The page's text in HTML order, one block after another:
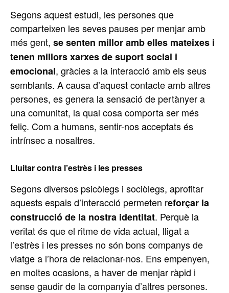
Segons aquest estudi, les persones que
comparteixen les seves pauses per menjar amb
més gent, se senten millor amb elles mateixes i
tenen millors xarxes de suport social i
emocional, gràcies a la interacció amb els seus
semblants. A causa d’aquest contacte amb altres
persones, es genera la sensació de pertànyer a
una comunitat, la qual cosa comporta ser més
feliç. Com a humans, sentir-nos acceptats és
intrínsec a nosaltres.
Lluitar contra l’estrès i les presses
Segons diversos psicòlegs i sociòlegs, aprofitar
aquests espais d’interacció permeten reforçar la
construcció de la nostra identitat. Perquè la
veritat és que el ritme de vida actual, lligat a
l’estrès i les presses no són bons companys de
viatge a l’hora de relacionar-nos. Ens empenyen,
en moltes ocasions, a haver de menjar ràpid i
sense gaudir de la companyia d’altres persones.